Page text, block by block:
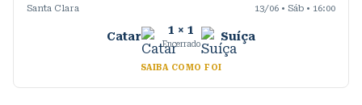
Santa Clara 13/06 • Sáb • 16:00
Catar 1 × 1
Encerrado
Suíça
SAIBA COMO FOI